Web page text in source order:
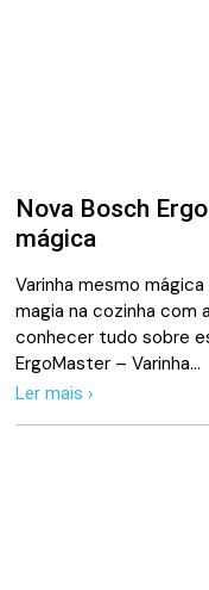
Nova Bosch
mágica
Varinha mesmo
magia na cozinha com
conhecer tudo sobre
ErgoMaster – Varinha…
Ler mais ›